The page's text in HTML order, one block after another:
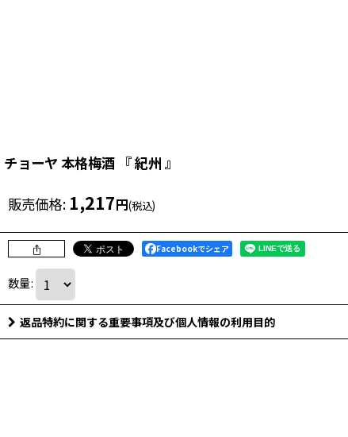
チョーヤ 本格梅酒 『 紀州 』
販売価格: 1,217円(税込)
Facebookでシェア
数量:
返品特約に関する重要事項及び個人情報の利用目的